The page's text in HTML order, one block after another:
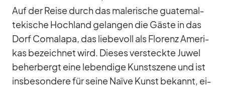
Auf der Reise durch das ma­le­ri­sche gua­te­mal­
te­ki­sche Hoch­land ge­lan­gen die Gäste in das
Dorf Co­ma­lapa, das lie­be­voll als Flo­renz Ame­ri­
kas be­zeich­net wird. Die­ses ver­steckte Ju­wel
be­her­bergt eine le­ben­dige Kunst­szene und ist
ins­be­son­dere für seine Naïve Kunst be­kannt, ei­